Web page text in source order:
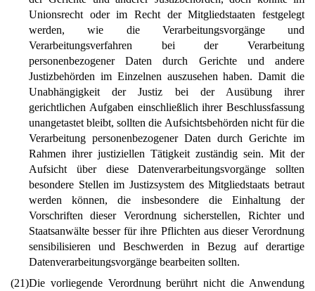
Unionsrecht oder im Recht der Mitgliedstaaten festgelegt
werden, wie die Verarbeitungsvorgänge und
Verarbeitungsverfahren bei der Verarbeitung
personenbezogener Daten durch Gerichte und andere
Justizbehörden im Einzelnen auszusehen haben. Damit die
Unabhängigkeit der Justiz bei der Ausübung ihrer
gerichtlichen Aufgaben einschließlich ihrer Beschlussfassung
unangetastet bleibt, sollten die Aufsichtsbehörden nicht für die
Verarbeitung personenbezogener Daten durch Gerichte im
Rahmen ihrer justiziellen Tätigkeit zuständig sein. Mit der
Aufsicht über diese Datenverarbeitungsvorgänge sollten
besondere Stellen im Justizsystem des Mitgliedstaats betraut
werden können, die insbesondere die Einhaltung der
Vorschriften dieser Verordnung sicherstellen, Richter und
Staatsanwälte besser für ihre Pflichten aus dieser Verordnung
sensibilisieren und Beschwerden in Bezug auf derartige
Datenverarbeitungsvorgänge bearbeiten sollten.
(21)Die vorliegende Verordnung berührt nicht die Anwendung